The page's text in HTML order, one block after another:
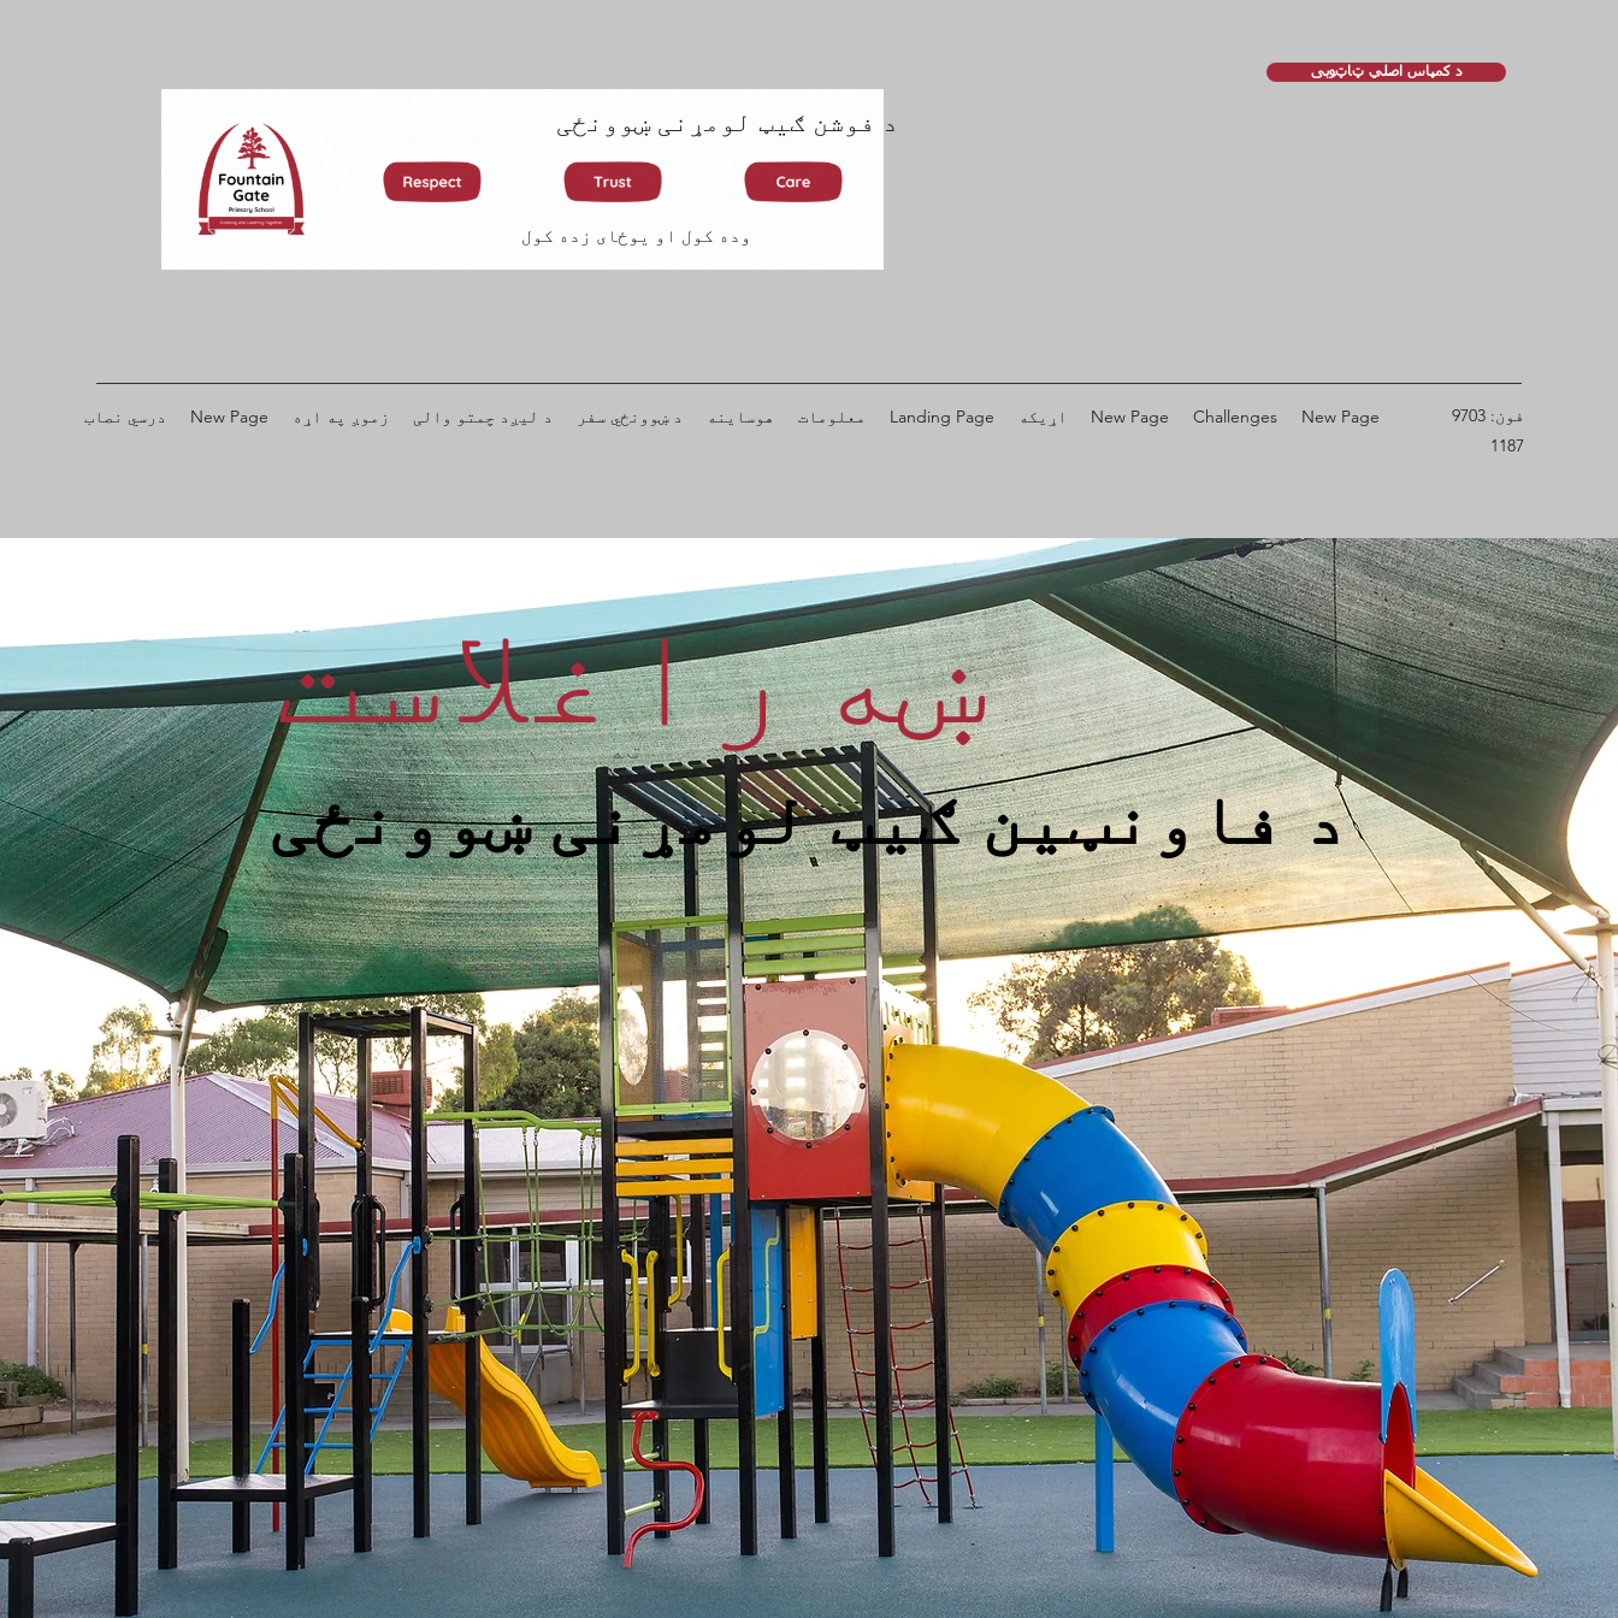
د فوشن ګیټ لومړنی ښوونځی
وده کول او یوځای زده کول
د کمپاس اصلي ټاټوبی
درسي نصاب New Page زموږ په اړه د لیږد چمتو والی د ښوونځي سفر هوساینه معلومات Landing Page اړیکه New Page Challenges New Page
فون: 9703
1187
ته
ښه راغلاست
د فاونټین ګیټ لومړنی ښوونځی